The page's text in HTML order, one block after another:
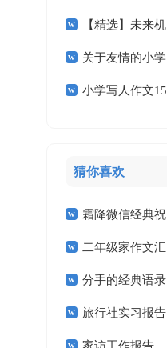
学作文3篇
【精选】未来机
器人小学作文4篇
关于友情的小学
作文合集十篇
小学写人作文15
猜你喜欢
霜降微信经典祝
福语二年级家作文汇
总7篇分手的经典语录
旅行社实习报告